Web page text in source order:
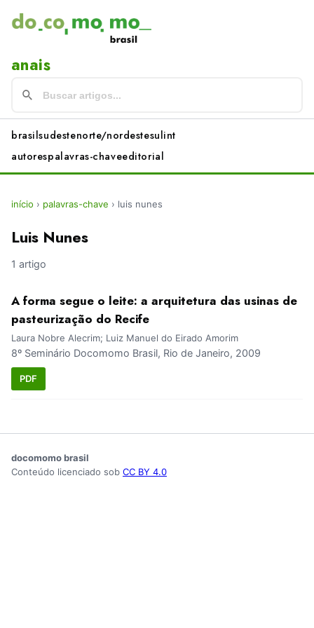
anais
brasilsudestenorte/nordestesulint
autorespalavras-chaveeditorial
início › palavras-chave › luis nunes
Luis Nunes
1 artigo
A forma segue o leite: a arquitetura das usinas de
pasteurização do Recife
Laura Nobre Alecrim; Luiz Manuel do Eirado Amorim
8º Seminário Docomomo Brasil, Rio de Janeiro, 2009
PDF
docomomo brasil
Conteúdo licenciado sob CC BY 4.0